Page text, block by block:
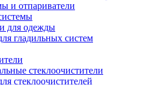
и отпариватели
для одежды
гладильных систем
стеклоочистители
стеклоочистителей